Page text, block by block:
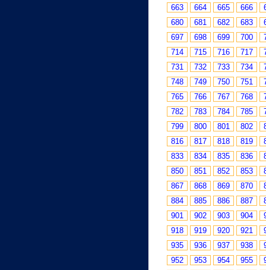
663
664 665 666
680
681 682 683
697
698 699 700
714
715 716 717
731
732 733 734
748
749 750 751
765
766 767 768
782
783 784 785
799
800 801 802
816
817 818 819
833
834 835 836
850
851 852 853
867
868 869 870
884
885 886 887
901
902 903 904
918
919 920 921
935
936 937 938
952
953 954 955